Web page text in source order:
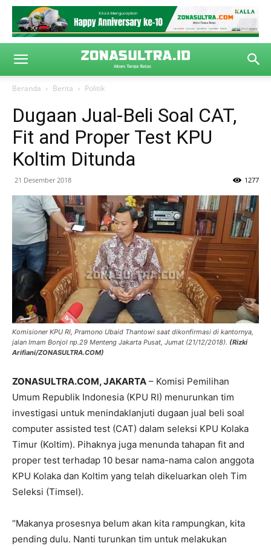
Beranda Berita Politik
Dugaan Jual-Beli Soal CAT,
Fit and Proper Test KPU
Koltim Ditunda
21 Desember 2018 1277
Komisioner KPU RI, Pramono Ubaid Thantowi saat dikonfirmasi di kantornya,
jalan Imam Bonjol np.29 Menteng Jakarta Pusat, Jumat (21/12/2018). (Rizki
Arifiani/ZONASULTRA.COM)
ZONASULTRA.COM, JAKARTA – Komisi Pemilihan
Umum Republik Indonesia (KPU RI) menurunkan tim
investigasi untuk menindaklanjuti dugaan jual beli soal
computer assisted test (CAT) dalam seleksi KPU Kolaka
Timur (Koltim). Pihaknya juga menunda tahapan fit and
proper test terhadap 10 besar nama-nama calon anggota
KPU Kolaka dan Koltim yang telah dikeluarkan oleh Tim
Seleksi (Timsel).
“Makanya prosesnya belum akan kita rampungkan, kita
pending dulu. Nanti turunkan tim untuk melakukan